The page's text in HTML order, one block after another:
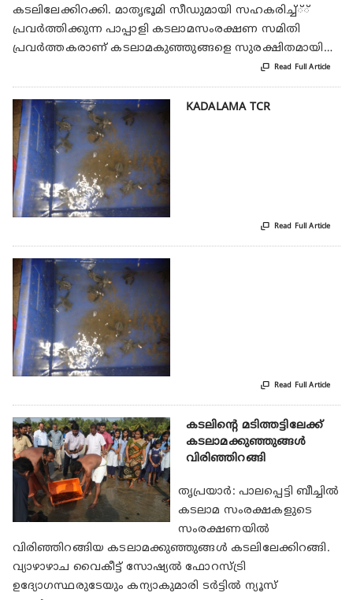
കടലിലേക്കിറക്കി. മാതൃഭൂമി സീഡുമായി സഹകരിച്ച്്്
പ്രവര്‍ത്തിക്കുന്ന പാപ്പാളി കടലാമസംരക്ഷണ സമിതി
പ്രവര്‍ത്തകരാണ് കടലാമകുഞ്ഞുങ്ങളെ സുരക്ഷിതമായി…
 Read Full Article
KADALAMA TCR
 Read Full Article
 Read Full Article
കടലിന്റെ മടിത്തട്ടിലേക്ക്
കടലാമക്കുഞ്ഞുങ്ങള്‍
വിരിഞ്ഞിറങ്ങി
തൃപ്രയാര്‍: പാലപ്പെട്ടി ബീച്ചില്‍
കടലാമ സംരക്ഷകളുടെ
സംരക്ഷണയില്‍
വിരിഞ്ഞിറങ്ങിയ കടലാമക്കുഞ്ഞുങ്ങള്‍ കടലിലേക്കിറങ്ങി.
വ്യാഴാഴാച വൈകീട്ട് സോഷ്യല്‍ ഫോറസ്ട്രി
ഉദ്യോഗസ്ഥരുടേയും കന്യാകുമാരി ടര്‍ട്ടില്‍ ന്യൂസ്